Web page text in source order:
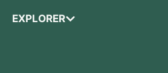
EXPLORER